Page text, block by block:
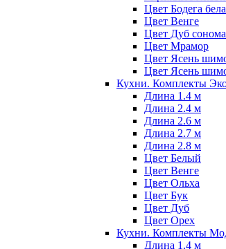
Цвет Бодега
Цвет Венге
Цвет Дуб сонома
Цвет Мрамор
Цвет Ясень
Цвет Ясень
Кухни. Комплекты
Длина 1.4 м
Длина 2.4 м
Длина 2.6 м
Длина 2.7 м
Длина 2.8 м
Цвет Белый
Цвет Венге
Цвет Ольха
Цвет Бук
Цвет Дуб
Цвет Орех
Кухни. Комплекты
Длина 1.4 м